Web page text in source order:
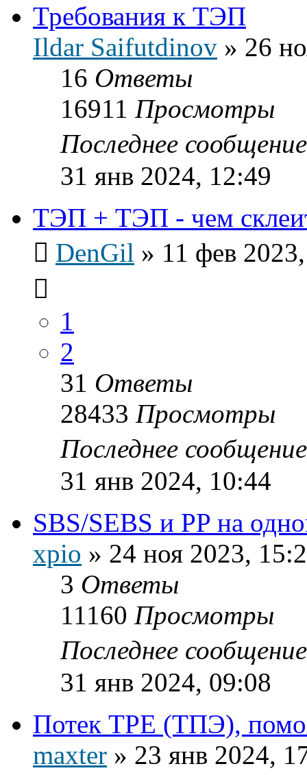
Требования к ТЭП
Ildar Saifutdinov » 26
16 Ответы
16911 Просмотры
Последнее
31 янв 2024, 12:49
ТЭП + ТЭП - чем
DenGil » 11 фев
1
2
31 Ответы
28433 Просмотры
Последнее
31 янв 2024, 10:44
SBS/SEBS и PP на
xpio » 24 ноя 2023,
3 Ответы
11160 Просмотры
Последнее
31 янв 2024, 09:08
Потек TPE (ТПЭ),
maxter » 23 янв 2024,